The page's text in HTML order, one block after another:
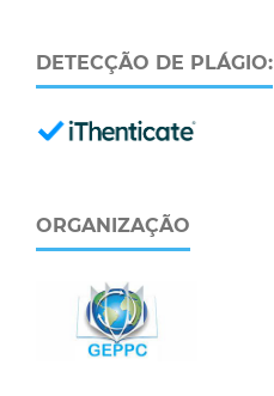
DETECÇÃO DE PLÁGIO:
ORGANIZAÇÃO